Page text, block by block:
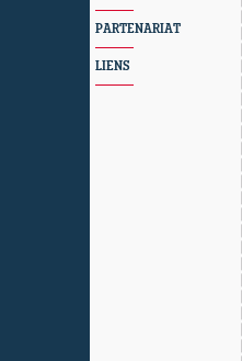
PARTENARIAT
LIENS